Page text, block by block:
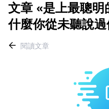
文章 «是上最聰
什麼你從未聽說
閱讀文章